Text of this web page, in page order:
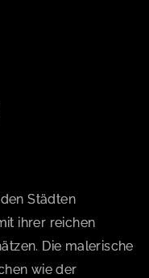
Städten
ihrer reichen
Die malerische
wie der